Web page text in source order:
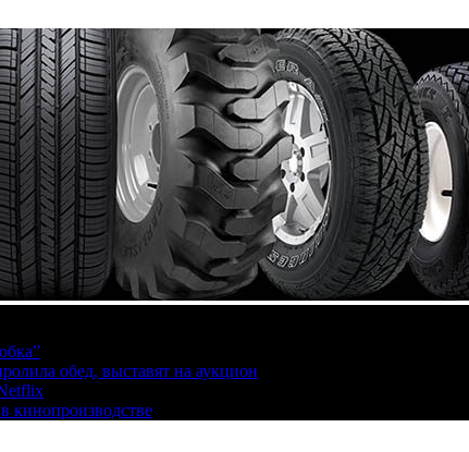
обед, выставят на аукцион
кинопроизводстве